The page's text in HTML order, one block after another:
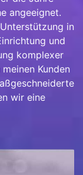
angeeignet.
in
und
komplexer
Kunden
wir eine